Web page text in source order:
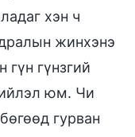
хэн ч
жинхэнэ
гүнзгий
юм. Чи
гурван